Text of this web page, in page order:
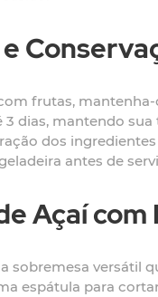
frutas,
dias, mantendo
dos
antes de
Açaí com
sobremesa versátil
espátula para